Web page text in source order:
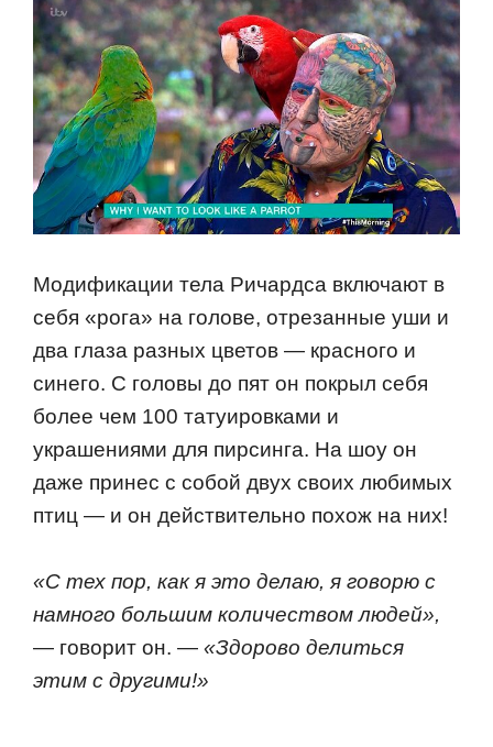
Модификации тела Ричардса включают в
себя «рога» на голове, отрезанные уши и
два глаза разных цветов — красного и
синего. С головы до пят он покрыл себя
более чем 100 татуировками и
украшениями для пирсинга. На шоу он
даже принес с собой двух своих любимых
птиц — и он действительно похож на них!
«С тех пор, как я это делаю, я говорю с
намного большим количеством людей»,
— говорит он. — «Здорово делиться
этим с другими!»